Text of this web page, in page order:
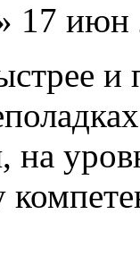
17 июн
и
на